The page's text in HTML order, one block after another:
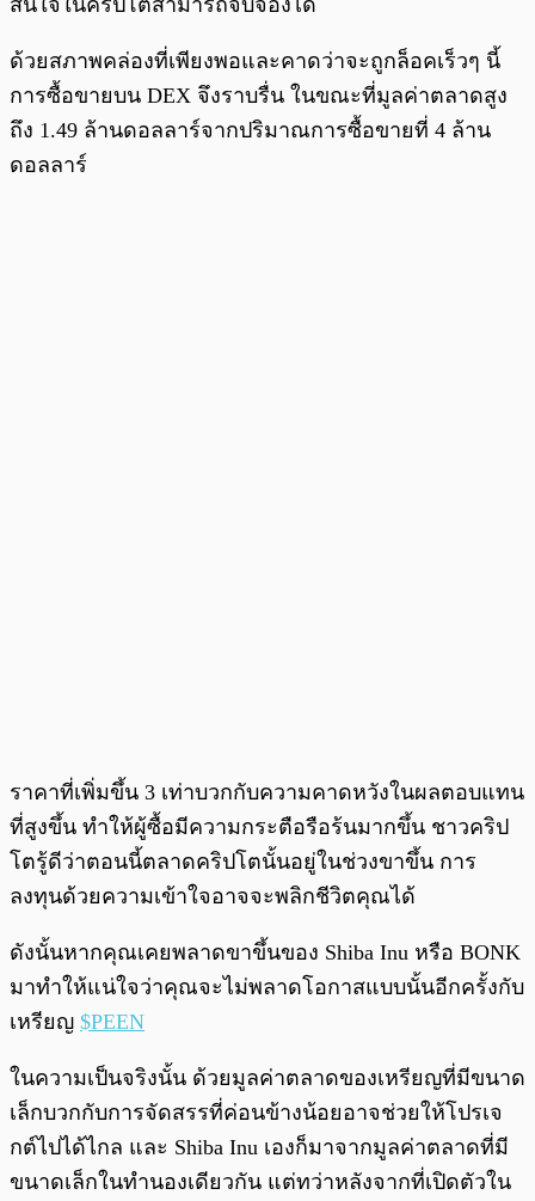
ด้วยสภาพคล่องที่เพียงพอและคาดว่าจะถูกล็อคเร็วๆ นี้
การซื้อขายบน DEX จึงราบรื่น ในขณะที่มูลค่าตลาดสูง
ถึง 1.49 ล้านดอลลาร์จากปริมาณการซื้อขายที่ 4 ล้าน
ดอลลาร์
ราคาที่เพิ่มขึ้น 3 เท่าบวกกับความคาดหวังในผลตอบแทน
ที่สูงขึ้น ทำให้ผู้ซื้อมีความกระตือรือร้นมากขึ้น ชาวคริป
โตรู้ดีว่าตอนนี้ตลาดคริปโตนั้นอยู่ในช่วงขาขึ้น การ
ลงทุนด้วยความเข้าใจอาจจะพลิกชีวิตคุณได้
ดังนั้นหากคุณเคยพลาดขาขึ้นของ Shiba Inu หรือ BONK
มาทำให้แน่ใจว่าคุณจะไม่พลาดโอกาสแบบนั้นอีกครั้งกับ
เหรียญ $PEEN
ในความเป็นจริงนั้น ด้วยมูลค่าตลาดของเหรียญที่มีขนาด
เล็กบวกกับการจัดสรรที่ค่อนข้างน้อยอาจช่วยให้โปรเจ
กต์ไปได้ไกล และ Shiba Inu เองก็มาจากมูลค่าตลาดที่มี
ขนาดเล็กในทำนองเดียวกัน แต่ทว่าหลังจากที่เปิดตัวใน